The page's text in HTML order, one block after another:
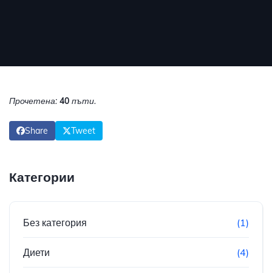
Прочетена: 40 пъти.
Share Tweet
Категории
Без категория (1)
Диети (4)